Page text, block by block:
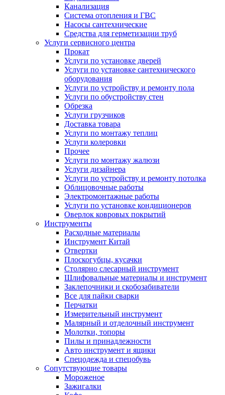
Канализация
Система отопления и ГВС
Насосы сантехнические
Средства для герметизации труб
Услуги сервисного центра
Прокат
Услуги по установке дверей
Услуги по установке сантехнического
оборудования
Услуги по устройству и ремонту пола
Услуги по обустройству стен
Обрезка
Услуги грузчиков
Доставка товара
Услуги по монтажу теплиц
Услуги колеровки
Прочее
Услуги по монтажу жалюзи
Услуги дизайнера
Услуги по устройству и ремонту потолка
Облицовочные работы
Электромонтажные работы
Услуги по установке кондиционеров
Оверлок ковровых покрытий
Инструменты
Расходные материалы
Инструмент Китай
Отвертки
Плоскогубцы, кусачки
Столярно слесарный инструмент
Шлифовальные материалы и инструмент
Заклепочники и скобозабиватели
Все для пайки сварки
Перчатки
Измерительный инструмент
Малярный и отделочный инструмент
Молотки, топоры
Пилы и принадлежности
Авто инструмент и ящики
Спецодежда и спецобувь
Сопутствующие товары
Мороженое
Зажигалки